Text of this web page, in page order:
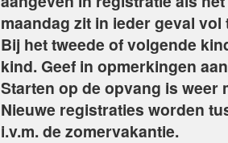
maandag zit in ieder geval vol
Bij het tweede of volgende
kind. Geef in opmerkingen
Starten op de opvang is weer
Nieuwe registraties worden
i.v.m. de zomervakantie.